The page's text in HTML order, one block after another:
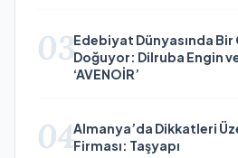
03Edebiyat Dünyasında Bir
Doğuyor: Dilruba Engin
‘AVENOİR’
04Almanya’da Dikkatleri
Firması: Taşyapı